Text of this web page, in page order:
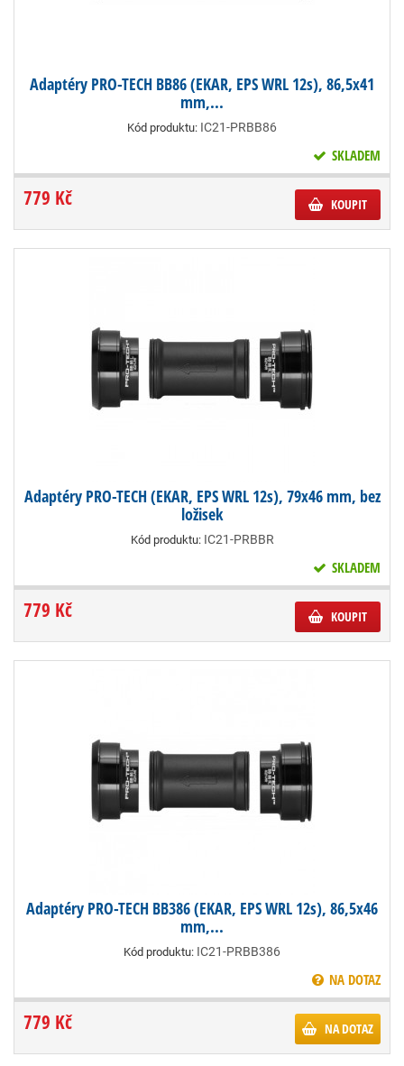
Adaptéry PRO-TECH BB86 (EKAR, EPS WRL 12s), 86,5x41
mm,...
Kód produktu: IC21-PRBB86
SKLADEM
779 Kč KOUPIT
Adaptéry PRO-TECH (EKAR, EPS WRL 12s), 79x46 mm, bez
ložisek
Kód produktu: IC21-PRBBR
SKLADEM
779 Kč KOUPIT
Adaptéry PRO-TECH BB386 (EKAR, EPS WRL 12s), 86,5x46
mm,...
Kód produktu: IC21-PRBB386
NA DOTAZ
779 Kč NA DOTAZ